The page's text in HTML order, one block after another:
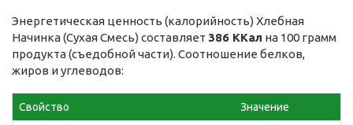
Энергетическая ценность (калорийность) Хлебная
Начинка (Сухая Смесь) составляет 386 ККал на 100 грамм
продукта (съедобной части). Соотношение белков,
жиров и углеводов:
Свойство Значение